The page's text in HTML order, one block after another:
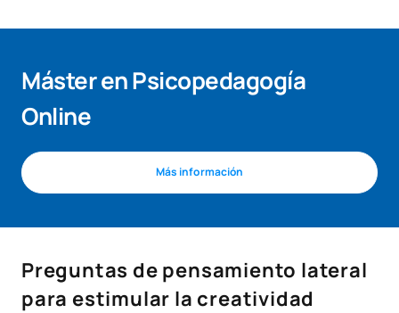
Máster en Psicopedagogía
Online
Más información
Preguntas de pensamiento lateral
para estimular la creatividad